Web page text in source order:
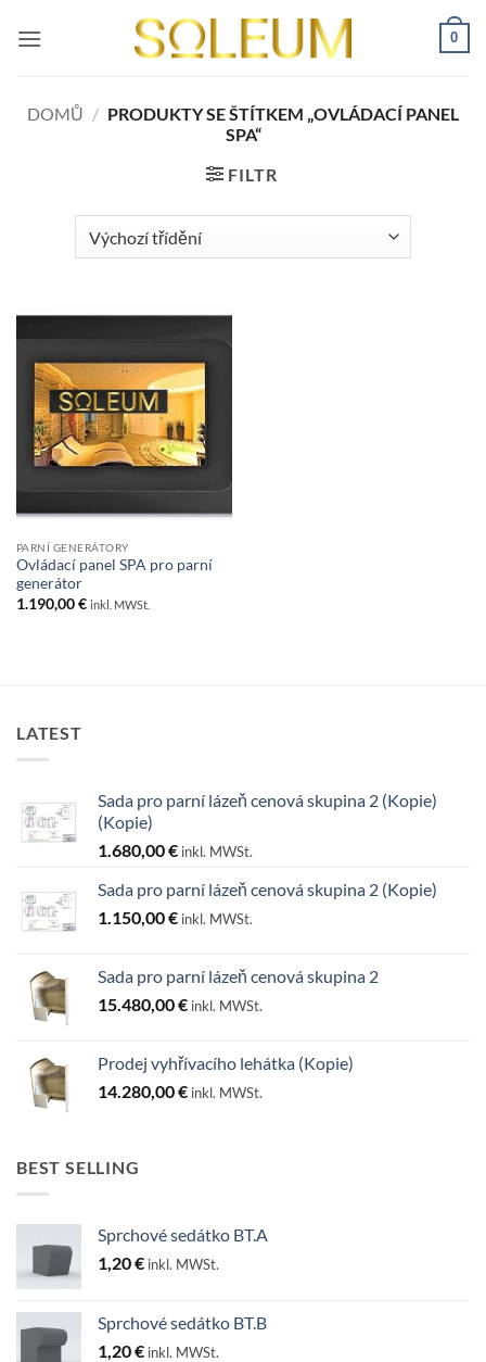
0
DOMŮ / PRODUKTY SE ŠTÍTKEM „OVLÁDACÍ PANEL
SPA“
FILTR
PARNÍ GENERÁTORY
Ovládací panel SPA pro parní
generátor
1.190,00€ inkl. MWSt.
LATEST
Sada pro parní lázeň cenová skupina 2 (Kopie)
(Kopie)
1.680,00€ inkl. MWSt.
Sada pro parní lázeň cenová skupina 2 (Kopie)
1.150,00€ inkl. MWSt.
Sada pro parní lázeň cenová skupina 2
15.480,00€ inkl. MWSt.
Prodej vyhřívacího lehátka (Kopie)
14.280,00€ inkl. MWSt.
BEST SELLING
Sprchové sedátko BT.A
1,20€ inkl. MWSt.
Sprchové sedátko BT.B
1,20€ inkl. MWSt.